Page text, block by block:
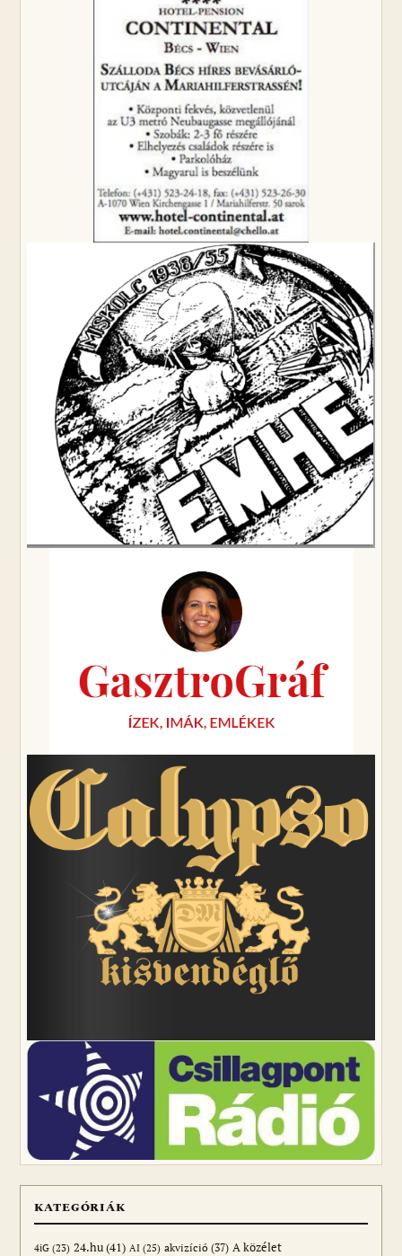
KATEGÓRIÁK
4iG (23) 24.hu(41) AI (25) akvizíció (37) A közélet